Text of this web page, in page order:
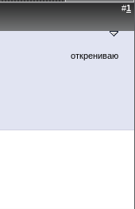
#1
открениваю